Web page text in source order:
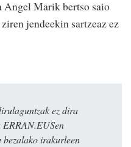
Angel Marik bertso saio
jendeekin sartzeaz ez
ez dira
bezalako irakurleen